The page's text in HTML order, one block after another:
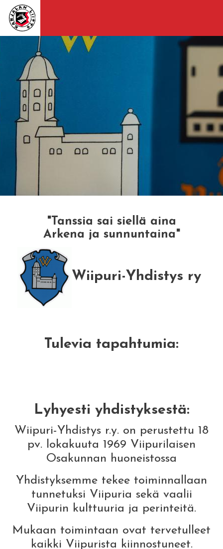
"Tanssia sai siellä aina
Arkena ja sunnuntaina"
Wiipuri-Yhdistys ry
Tulevia tapahtumia:
Lyhyesti yhdistyksestä:
Wiipuri-Yhdistys r.y. on perustettu 18
pv. lokakuuta 1969 Viipurilaisen
Osakunnan huoneistossa
Yhdistyksemme tekee toiminnallaan
tunnetuksi Viipuria sekä vaalii
Viipurin kulttuuria ja perinteitä.
Mukaan toimintaan ovat tervetulleet
kaikki Viipurista kiinnostuneet.